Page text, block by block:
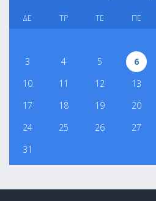
ΔΕ ΤΡ ΤΕ ΠΕ
3
4 5 6
10
11 12 13
17
18 19 20
24
25 26 27
31